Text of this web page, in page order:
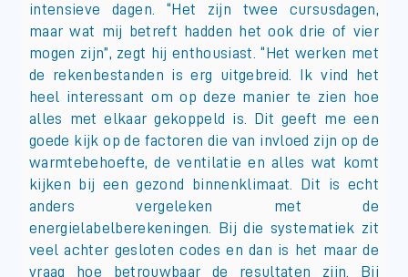
intensieve dagen. “Het zijn twee cursusdagen,
maar wat mij betreft hadden het ook drie of vier
mogen zijn”, zegt hij enthousiast. “Het werken met
de rekenbestanden is erg uitgebreid. Ik vind het
heel interessant om op deze manier te zien hoe
alles met elkaar gekoppeld is. Dit geeft me een
goede kijk op de factoren die van invloed zijn op de
warmtebehoefte, de ventilatie en alles wat komt
kijken bij een gezond binnenklimaat. Dit is echt
anders vergeleken met de
energielabelberekeningen. Bij die systematiek zit
veel achter gesloten codes en dan is het maar de
vraag hoe betrouwbaar de resultaten zijn. Bij